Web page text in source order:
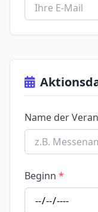
Name der
Beginn